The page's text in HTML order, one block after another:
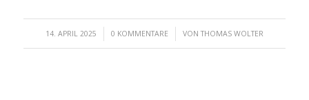
14. APRIL 2025
/ 0 KOMMENTARE
/ VONTHOMAS WOLTER